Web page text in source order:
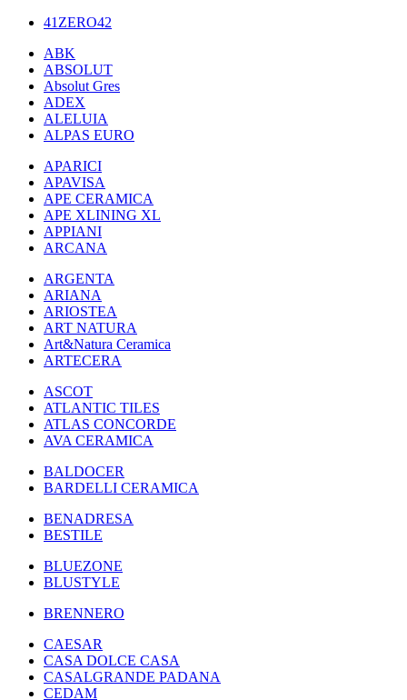
41ZERO42
ABK
ABSOLUT
Absolut Gres
ADEX
ALELUIA
ALPAS EURO
APARICI
APAVISA
APE CERAMICA
APE XLINING XL
APPIANI
ARCANA
ARGENTA
ARIANA
ARIOSTEA
ART NATURA
Art&Natura Ceramica
ARTECERA
ASCOT
ATLANTIC TILES
ATLAS CONCORDE
AVA CERAMICA
BALDOCER
BARDELLI CERAMICA
BENADRESA
BESTILE
BLUEZONE
BLUSTYLE
BRENNERO
CAESAR
CASA DOLCE CASA
CASALGRANDE PADANA
CEDAM